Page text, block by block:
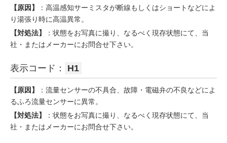
【原因】
：高温感知サーミスタが断線もしくはショートなどによ
り湯張り時に高温異常。
【対処法】
：状態をお写真に撮り、なるべく現存状態にて、当
社・またはメーカーにお問合せ下さい。
表示コード： H1
【原因】
：流量センサーの不具合、故障・電磁弁の不良などによ
るふろ流量センサーに異常。
【対処法】
：状態をお写真に撮り、なるべく現存状態にて、当
社・またはメーカーにお問合せ下さい。